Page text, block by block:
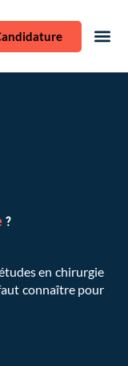
?
en chirurgie
connaître pour